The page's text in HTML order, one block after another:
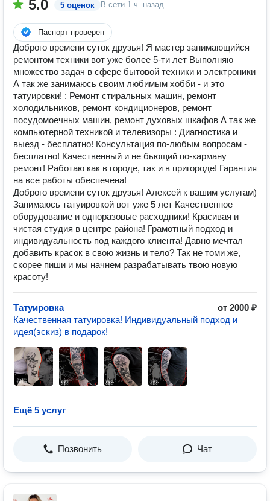
5.0 5 оценок В сети 1 ч. назад
Паспорт проверен
Доброго времени суток друзья! Я мастер занимающийся
ремонтом техники вот уже более 5-ти лет Выполняю
множество задач в сфере бытовой техники и электроники
А так же занимаюсь своим любимым хобби - и это
татуировки! : Ремонт стиральных машин, ремонт
холодильников, ремонт кондиционеров, ремонт
посудомоечных машин, ремонт духовых шкафов А так же
компьютерной техникой и телевизоры : Диагностика и
выезд - бесплатно! Консультация по-любым вопросам -
бесплатно! Качественный и не бьющий по-карману
ремонт! Работаю как в городе, так и в пригороде! Гарантия
на все работы обеспечена!
Доброго времени суток друзья! Алексей к вашим услугам)
Занимаюсь татуировкой вот уже 5 лет Качественное
оборудование и одноразовые расходники! Красивая и
чистая студия в центре района! Грамотный подход и
индивидуальность под каждого клиента! Давно мечтал
добавить красок в свою жизнь и тело? Так не томи же,
скорее пиши и мы начнем разрабатывать твою новую
красоту!
Татуировка
от 2000 ₽
Качественная татуировка! Индивидуальный подход и
идея(эскиз) в подарок!
Ещё 5 услуг
Позвонить Чат